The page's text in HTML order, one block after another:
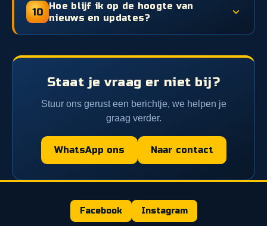
10
Hoe blijf ik op de hoogte van
nieuws en updates?
Staat je vraag er niet bij?
Stuur ons gerust een berichtje, we helpen je
graag verder.
WhatsApp ons Naar contact
Facebook Instagram